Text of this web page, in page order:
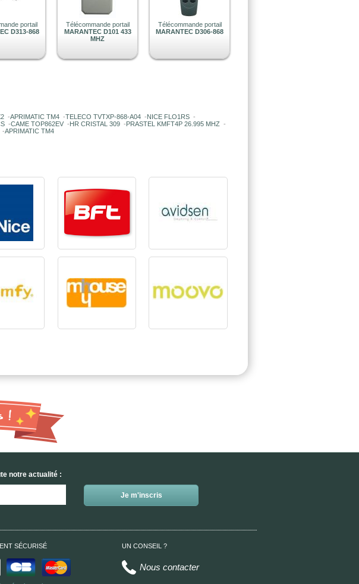
portail
D313-868
Télécommande portail
MARANTEC D101 433
MHZ
Télécommande portail
MARANTEC D306-868
-APRIMATIC TM4 -TELECO TVTXP-868-A04 -NICE FLO1RS -
-CAME TOP862EV -HR CRISTAL 309 -PRASTEL KMFT4P 26.995 MHZ -
-APRIMATIC TM4
notre actualité :
SÉCURISÉ UN CONSEIL ?
Nous contacter